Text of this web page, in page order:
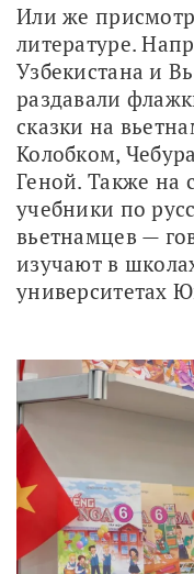
Или же
литературе.
Узбекистана и
раздавали
сказки на
Колобком,
Геной. Также на
учебники по
вьетнамцев —
изучают в
университетах